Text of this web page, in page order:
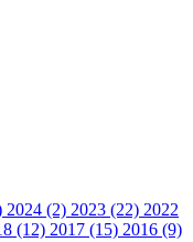
2024 (2) 2023 (22) 2022
(12) 2017 (15) 2016 (9)